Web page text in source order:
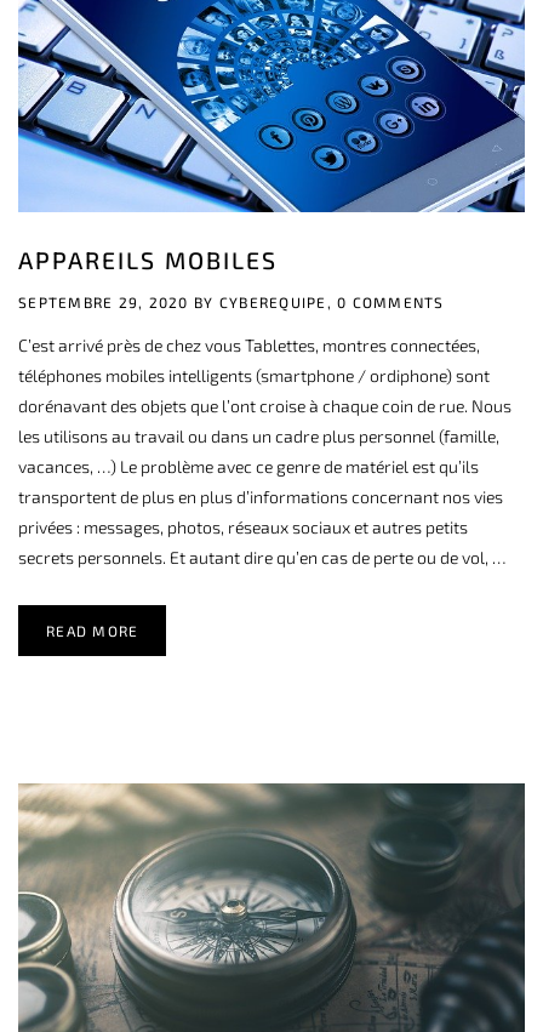
APPAREILS MOBILES
SEPTEMBRE 29, 2020 BY CYBEREQUIPE, 0 COMMENTS
C’est arrivé près de chez vous Tablettes, montres connectées,
téléphones mobiles intelligents (smartphone / ordiphone) sont
dorénavant des objets que l’ont croise à chaque coin de rue. Nous
les utilisons au travail ou dans un cadre plus personnel (famille,
vacances, …) Le problème avec ce genre de matériel est qu’ils
transportent de plus en plus d’informations concernant nos vies
privées : messages, photos, réseaux sociaux et autres petits
secrets personnels. Et autant dire qu’en cas de perte ou de vol, …
READ MORE